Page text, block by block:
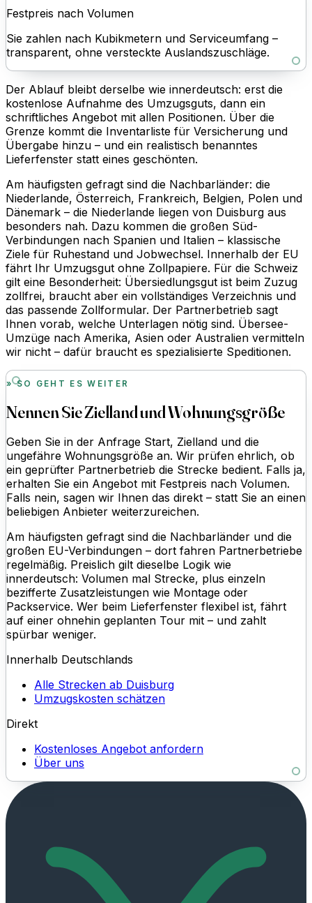
Festpreis nach Volumen
Sie zahlen nach Kubikmetern und Serviceumfang –
transparent, ohne versteckte Auslandszuschläge.
Der Ablauf bleibt derselbe wie innerdeutsch: erst die
kostenlose Aufnahme des Umzugsguts, dann ein
schriftliches Angebot mit allen Positionen. Über die
Grenze kommt die Inventarliste für Versicherung und
Übergabe hinzu – und ein realistisch benanntes
Lieferfenster statt eines geschönten.
Am häufigsten gefragt sind die Nachbarländer: die
Niederlande, Österreich, Frankreich, Belgien, Polen und
Dänemark – die Niederlande liegen von Duisburg aus
besonders nah. Dazu kommen die großen Süd-
Verbindungen nach Spanien und Italien – klassische
Ziele für Ruhestand und Jobwechsel. Innerhalb der EU
fährt Ihr Umzugsgut ohne Zollpapiere. Für die Schweiz
gilt eine Besonderheit: Übersiedlungsgut ist beim Zuzug
zollfrei, braucht aber ein vollständiges Verzeichnis und
das passende Zollformular. Der Partnerbetrieb sagt
Ihnen vorab, welche Unterlagen nötig sind. Übersee-
Umzüge nach Amerika, Asien oder Australien vermitteln
wir nicht – dafür braucht es spezialisierte Speditionen.
SO GEHT ES WEITER
Nennen Sie Zielland und Wohnungsgröße
Geben Sie in der Anfrage Start, Zielland und die
ungefähre Wohnungsgröße an. Wir prüfen ehrlich, ob
ein geprüfter Partnerbetrieb die Strecke bedient. Falls ja,
erhalten Sie ein Angebot mit Festpreis nach Volumen.
Falls nein, sagen wir Ihnen das direkt – statt Sie an einen
beliebigen Anbieter weiterzureichen.
Am häufigsten gefragt sind die Nachbarländer und die
großen EU-Verbindungen – dort fahren Partnerbetriebe
regelmäßig. Preislich gilt dieselbe Logik wie
innerdeutsch: Volumen mal Strecke, plus einzeln
bezifferte Zusatzleistungen wie Montage oder
Packservice. Wer beim Lieferfenster flexibel ist, fährt
auf einer ohnehin geplanten Tour mit – und zahlt
spürbar weniger.
Innerhalb Deutschlands
Alle Strecken ab Duisburg
Umzugskosten schätzen
Direkt
Kostenloses Angebot anfordern
Über uns